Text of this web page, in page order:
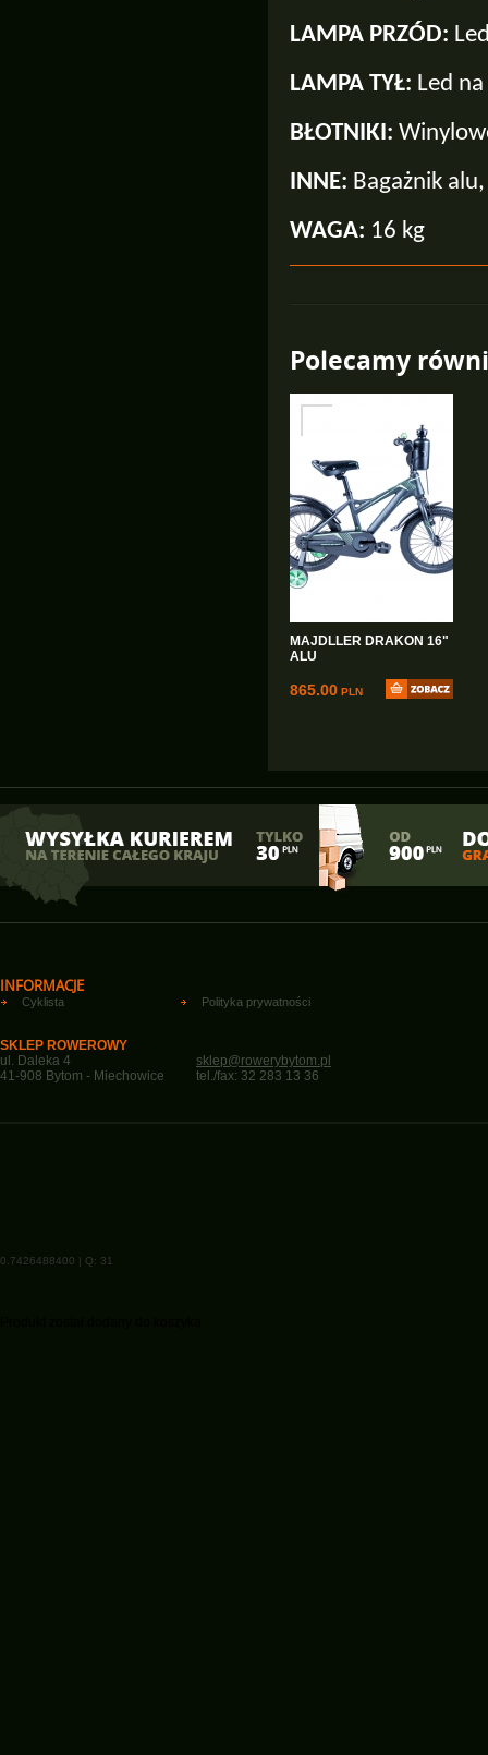
LAMPA PRZÓD:
LAMPA TYŁ: Led
BŁOTNIKI:
INNE: Bagażnik alu
WAGA: 16 kg
Polecamy
MAJDLLER DRAKON 16"
ALU
865.00 PLN
INFORMACJE
Cyklista Polityka prywatności
SKLEP ROWEROWY
ul. Daleka 4
41-908 Bytom - Miechowice
sklep@rowerybytom.pl
tel./fax: 32 283 13 36
0.7426488400 | Q: 31